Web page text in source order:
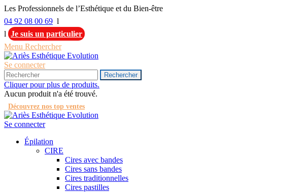
Les Professionnels de l’Esthétique et du Bien-être
04 92 08 00 69 l
l Je suis un particulier
Menu Rechercher
Se connecter
Rechercher
Cliquer pour plus de produits.
Aucun produit n'a été trouvé.
Découvrez nos top ventes
Se connecter
Épilation
CIRE
Cires avec bandes
Cires sans bandes
Cires traditionnelles
Cires pastilles